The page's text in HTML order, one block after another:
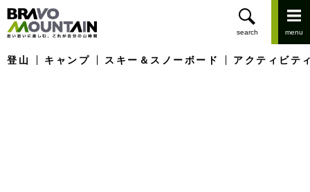
登山 キャンプ スキー＆スノーボード アクティビテ